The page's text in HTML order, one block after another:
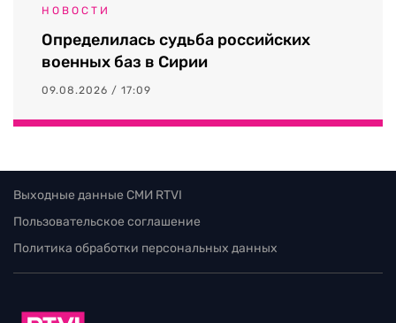
НОВОСТИ
Определилась судьба российских
военных баз в Сирии
09.08.2026 / 17:09
Выходные данные СМИ RTVI
Пользовательское соглашение
Политика обработки персональных данных